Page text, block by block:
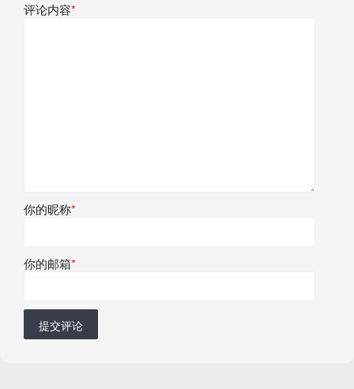
评论内容*
你的昵称*
你的邮箱*
提交评论